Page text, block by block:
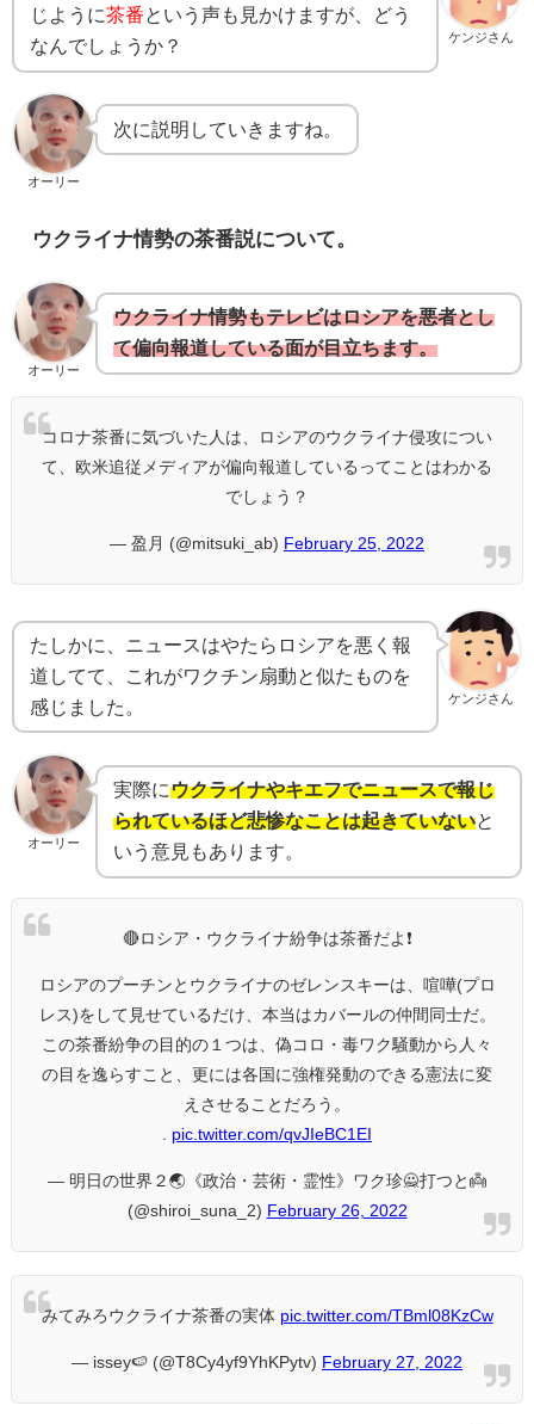
ケンジさん
じように茶番という声も見かけますが、どう
なんでしょうか？
オーリー
次に説明していきますね。
ウクライナ情勢の茶番説について。
オーリー
ウクライナ情勢もテレビはロシアを悪者とし
て偏向報道している面が目立ちます。
コロナ茶番に気づいた人は、ロシアのウクライナ侵攻につい
て、欧米追従メディアが偏向報道しているってことはわかる
でしょう？
— 盈月 (@mitsuki_ab) February 25, 2022
ケンジさん
たしかに、ニュースはやたらロシアを悪く報
道してて、これがワクチン扇動と似たものを
感じました。
オーリー
実際にウクライナやキエフでニュースで報じ
られているほど悲惨なことは起きていないと
いう意見もあります。
🔴ロシア・ウクライナ紛争は茶番だよ❗
ロシアのプーチンとウクライナのゼレンスキーは、喧嘩(プロ
レス)をして見せているだけ、本当はカバールの仲間同士だ。
この茶番紛争の目的の１つは、偽コロ・毒ワク騒動から人々
の目を逸らすこと、更には各国に強権発動のできる憲法に変
えさせることだろう。
pic.twitter.com/qvJIeBC1EI
— 明日の世界２🌏《政治・芸術・霊性》ワク珍🙅打つと👼
(@shiroi_suna_2) February 26, 2022
みてみろウクライナ茶番の実体 pic.twitter.com/TBml08KzCw
— issey🍉 (@T8Cy4yf9YhKPytv) February 27, 2022